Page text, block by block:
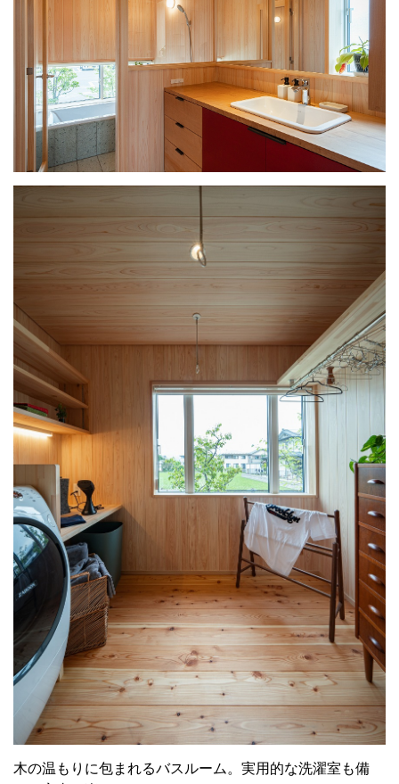
木の温もりに包まれるバスルーム。実用的な洗濯室も備